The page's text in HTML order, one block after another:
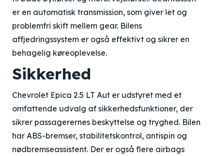
er en automatisk transmission, som giver let og
problemfri skift mellem gear. Bilens
affjedringssystem er også effektivt og sikrer en
behagelig køreoplevelse.
Sikkerhed
Chevrolet Epica 2.5 LT Aut er udstyret med et
omfattende udvalg af sikkerhedsfunktioner, der
sikrer passagerernes beskyttelse og tryghed. Bilen
har ABS-bremser, stabilitetskontrol, antispin og
nødbremseassistent. Der er også flere airbags